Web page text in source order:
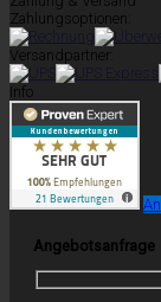
Zahlungsoptionen:
Versandpartner:
Info
Angebotsanfrage